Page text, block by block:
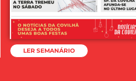
LER SEMANÁRIO